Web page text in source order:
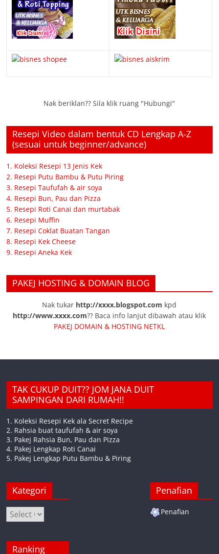
Nak beriklan?? Sila klik ruang "Hubungi"
Resepi Video dalam bentuk CD Lengkap A-Z
(sesuai untuk beginner/advance)
1. Koleksi Resepi 13 Jenis Kek
2. Resepi Putu Bambu & Putu Piring
3. Resepi Taufufah & air soya
4. Resepi Bun, Pau dan Pizza
5. Resepi Roti Canai dan murtabak
6. Resepi Muffin
7. Resepi Coklat Buatan Tangan
8. Resepi Kek Cheese
9. Resepi Aneka Kek
PAKEJ HOSTING & DOMAIN BLOG
Nak tukar http://xxxx.blogspot.com kpd
http://www.xxxx.com?? Baca info lanjut dibawah atau klik
PAKEJ DOMAIN & HOSTING NETKL
TAK CUKUP DUIT?? JOM JANA DUIT
SAMPINGAN DARI RUMAH!!
1. Koleksi Resepi Kek ala Secret Recipe
2. Rahsia buat taufufah & air soya
3. Pakej Rahsia Bun, Pau dan Pizza
4. Pakej Lengkap Roti Canai
5. Pakej Lengkap Putu Bambu & Piring
Kategori
Kategori
Ranking
Penafian
Penafian